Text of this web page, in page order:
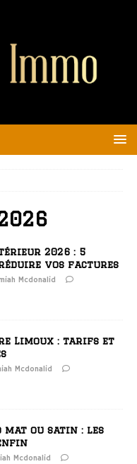
2026 : 5
vos factures
Mcdonalid
Limoux : tarifs et
Mcdonalid
ou satin : les
Mcdonalid